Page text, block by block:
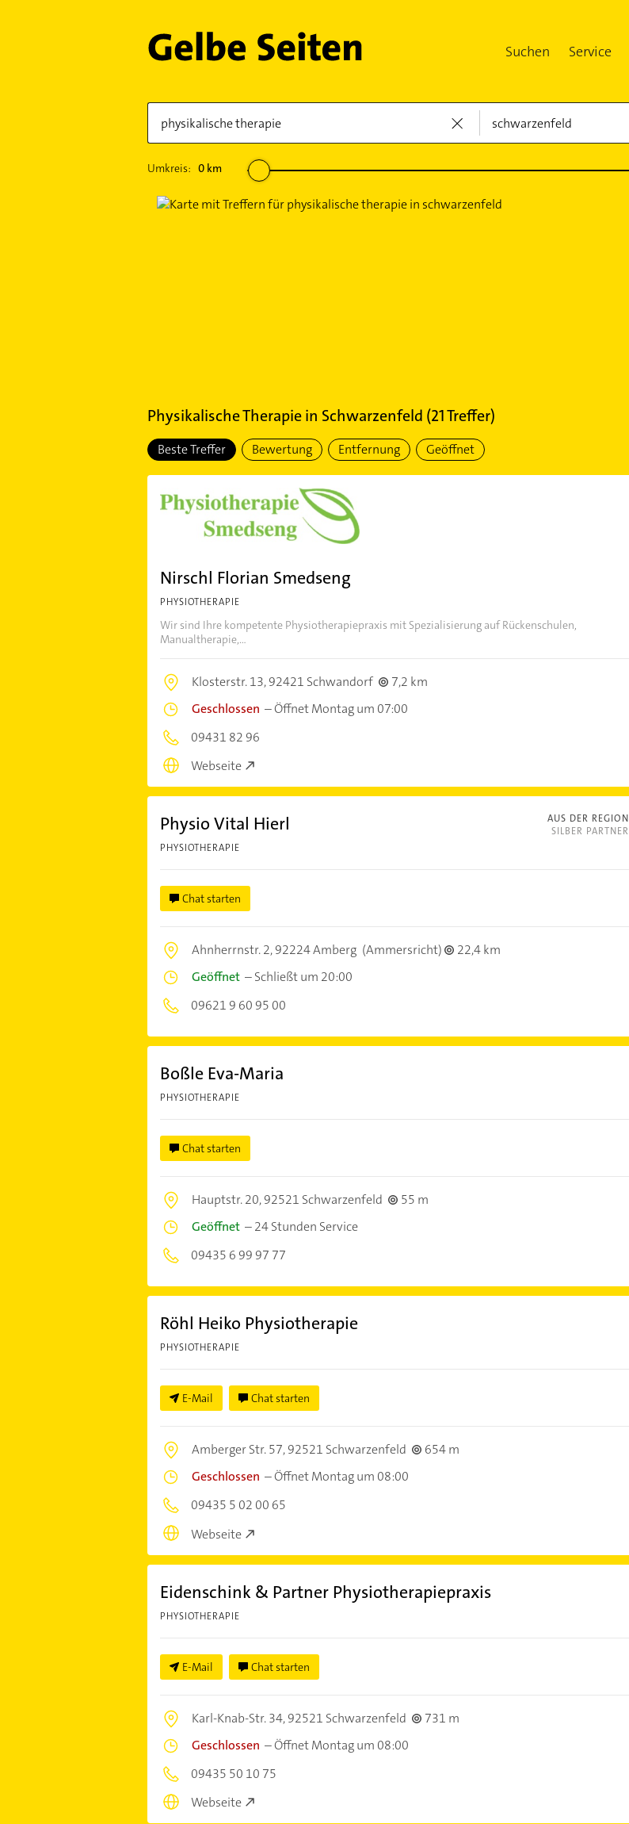
Suchen Service
Umkreis: 0km
Physikalische Therapiein Schwarzenfeld (21Treffer)
Beste Treffer Bewertung Entfernung Geöffnet
Nirschl Florian Smedseng
PHYSIOTHERAPIE
Wir sind Ihre kompetente Physiotherapiepraxis mit Spezialisierung auf Rückenschulen,
Manualtherapie,...
Klosterstr. 13,92421 Schwandorf
7,2 km
Geschlossen –Öffnet Montag um 07:00
09431 82 96
Webseite
AUS DER REGION
SILBER PARTNER
Physio Vital Hierl
PHYSIOTHERAPIE
Chat starten
Ahnherrnstr. 2,92224 Amberg (Ammersricht)
22,4 km
Geöffnet–Schließt um 20:00
09621 9 60 95 00
Boßle Eva-Maria
PHYSIOTHERAPIE
Chat starten
Hauptstr. 20,92521 Schwarzenfeld
55 m
Geöffnet–24 Stunden Service
09435 6 99 97 77
Röhl Heiko Physiotherapie
PHYSIOTHERAPIE
E-Mail Chat starten
Amberger Str. 57,92521 Schwarzenfeld
654 m
Geschlossen –Öffnet Montag um 08:00
09435 5 02 00 65
Webseite
Eidenschink & Partner Physiotherapiepraxis
PHYSIOTHERAPIE
E-Mail Chat starten
Karl-Knab-Str. 34,92521 Schwarzenfeld
731 m
Geschlossen –Öffnet Montag um 08:00
09435 50 10 75
Webseite